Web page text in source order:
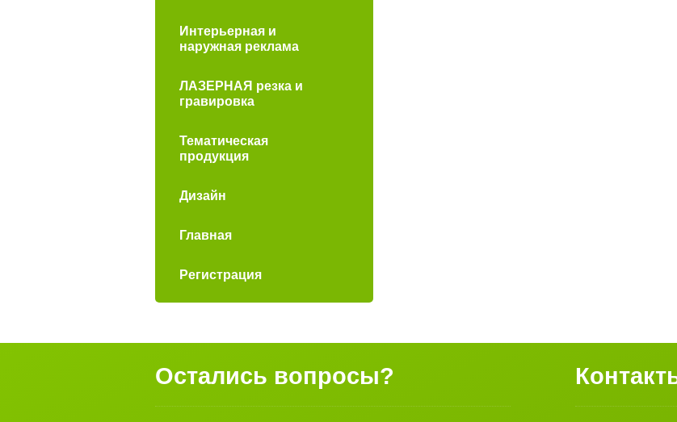
Интерьерная и
наружная реклама
ЛАЗЕРНАЯ резка и
гравировка
Тематическая
продукция
Дизайн
Главная
Регистрация
Остались вопросы?